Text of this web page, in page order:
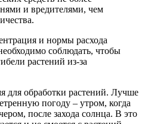
и вредителями, чем
и нормы расхода
соблюдать, чтобы
растений из-за
для обработки растений. Лучше
погоду – утром, когда
после захода солнца. В это